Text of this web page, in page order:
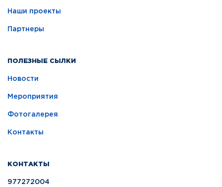
Наши проекты
Партнеры
ПОЛЕЗНЫЕ СЫЛКИ
Новости
Мероприятия
Фотогалерея
Контакты
КОНТАКТЫ
977272004